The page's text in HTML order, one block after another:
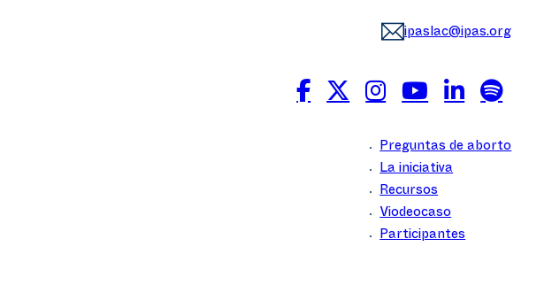
ipaslac@ipas.org
Preguntas de aborto
La iniciativa
Recursos
Viodeocaso
Participantes